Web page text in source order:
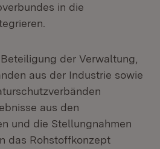
in die
der Verwaltung,
aus der Industrie sowie
aus den
und die Stellungnahmen
das Rohstoffkonzept